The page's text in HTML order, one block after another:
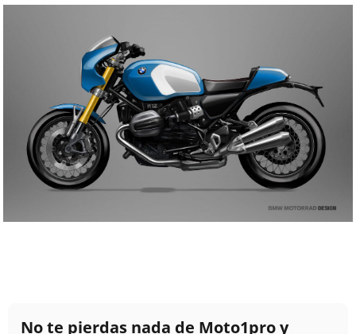
No te pierdas nada de Moto1pro y